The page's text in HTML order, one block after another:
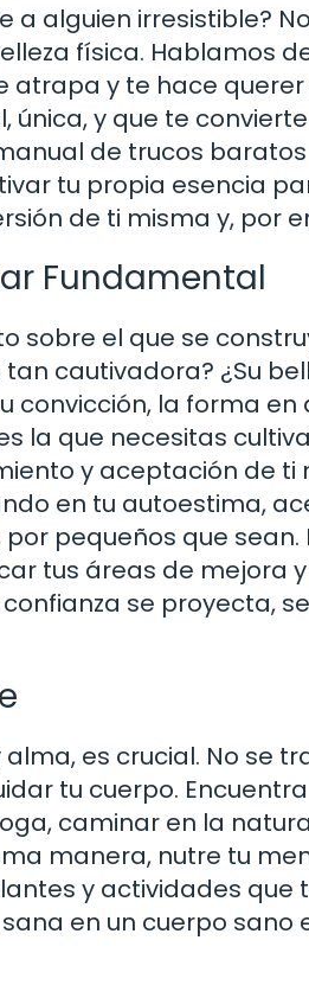
a alguien irresistible?
física. Hablamos
atrapa y te hace querer
y que te
de trucos
tu propia esencia
de ti misma y, por
Fundamental
sobre el que se
cautivadora? ¿Su
convicción, la forma
la que necesitas
y aceptación de ti
en tu autoestima,
pequeños que sean.
tus áreas de mejora
se proyecta,
es crucial. No se
tu cuerpo.
caminar en la
manera, nutre tu
y actividades que
en un cuerpo sano